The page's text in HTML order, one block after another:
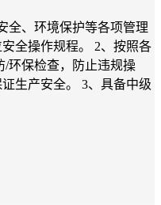
全、环境保护等各项管理
全操作规程。 2、按照各
/环保检查，防止违规操
生产安全。 3、具备中级